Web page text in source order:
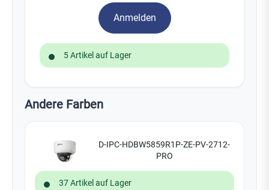
Anmelden
5 Artikel auf Lager
Andere Farben
D-IPC-HDBW5859R1P-ZE-PV-2712-
PRO
37 Artikel auf Lager